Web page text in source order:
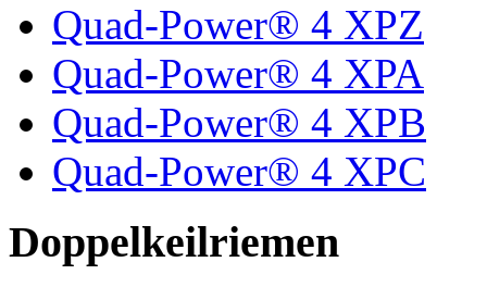
Quad-Power® 4 XPZ
Quad-Power® 4 XPA
Quad-Power® 4 XPB
Quad-Power® 4 XPC
Doppelkeilriemen